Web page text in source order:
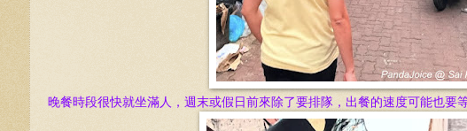
晚餐時段很快就坐滿人，週末或假日前來除了要排隊，出餐的速度可能也要